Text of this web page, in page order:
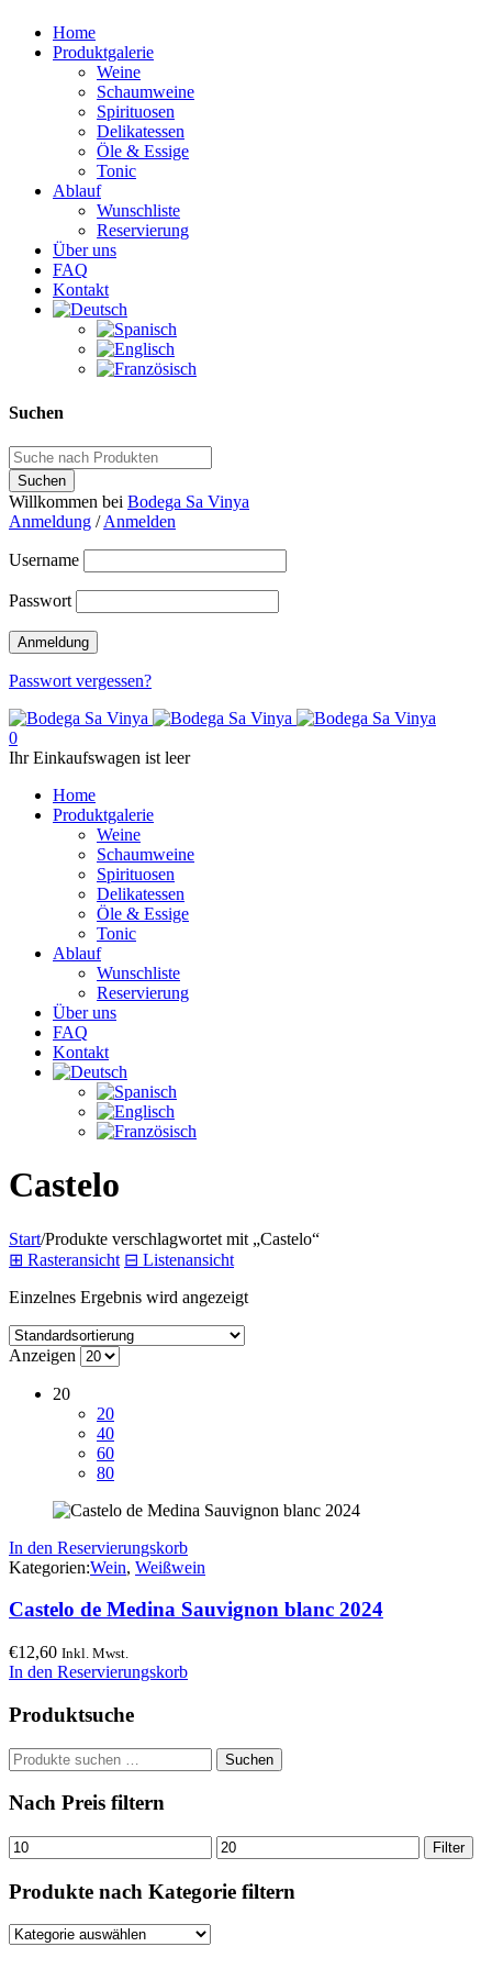
Home
Produktgalerie
Weine
Schaumweine
Spirituosen
Delikatessen
Öle & Essige
Tonic
Ablauf
Wunschliste
Reservierung
Über uns
FAQ
Kontakt
Suchen
Willkommen bei Bodega Sa Vinya
Anmeldung /Anmelden
Username
Passwort
Passwort vergessen?
0
Ihr Einkaufswagen ist leer
Home
Produktgalerie
Weine
Schaumweine
Spirituosen
Delikatessen
Öle & Essige
Tonic
Ablauf
Wunschliste
Reservierung
Über uns
FAQ
Kontakt
Castelo
Start/Produkte verschlagwortet mit „Castelo“
⊞ Rasteransicht ⊟ Listenansicht
Einzelnes Ergebnis wird angezeigt
Anzeigen
20
20
40
60
80
In den Reservierungskorb
Kategorien:Wein, Weißwein
Castelo de Medina Sauvignon blanc 2024
€12,60 Inkl. Mwst.
In den Reservierungskorb
Produktsuche
Suchen
nach:
Suchen
Nach Preis filtern
Min.
Preis
Max.
Preis
Filter
Produkte nach Kategorie filtern